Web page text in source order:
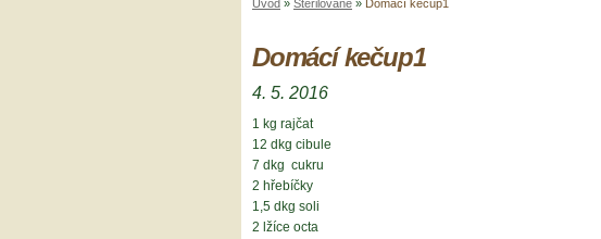
Úvod » Sterilované » Domácí kečup1
Domácí kečup1
4. 5. 2016
1 kg rajčat
12 dkg cibule
7 dkg cukru
2 hřebíčky
1,5 dkg soli
2 lžíce octa